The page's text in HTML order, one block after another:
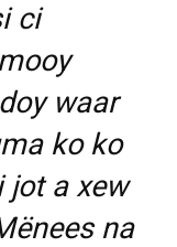
ci
waar
ko ko
jot a xew
na